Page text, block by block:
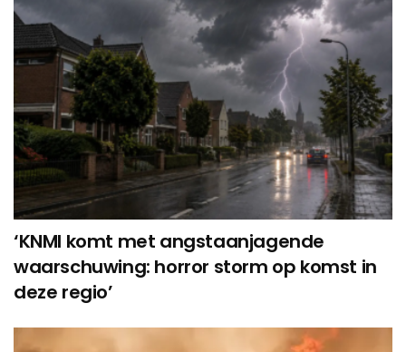
‘KNMI komt met angstaanjagende
waarschuwing: horror storm op komst in
deze regio’